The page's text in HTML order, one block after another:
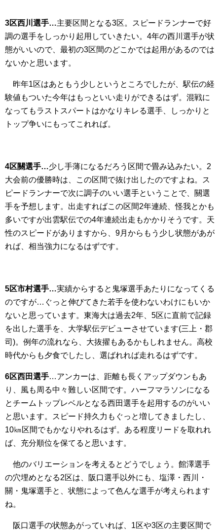
3区西川選手…主要区間となる3区。スピードランナーで好
調の選手をしっかり起用していきたい。4年の西川選手が状
態がいいので、最初の3区間のどこかでは起用があるのでは
ないかと思います。
昨年1区はあともう少しというところでしたが、駅伝の経
験値もついた今年はもっといい走りができるはず。混戦に
なってもラストスパートはかなりキレる選手、しっかりと
トップ争いにもってこれれば。
4区關選手…少し手薄になるだろう区間で畳み込みたい。2
大会前の優勝時は、この区間で抜け出したのですよね。ス
ピードランナーで次に調子のいい選手ということで、關選
手を予想します。出走すればこの区間2年連続、怪我とかも
多いですが出雲駅伝での4年連続出走もかかりそうです。天
性のスピードがありますから、9月からもう少し状態があが
れば、相当強力になるはずです。
5区市村選手…実績からすると鬼塚選手あたりになってくる
のですが…ぐっと伸びてきた若手を使わないわけにもいか
ないと思っています。東海大は過去2年、5区に直前で記録
を出した選手を、大学駅伝デビューさせています(三上・郡
司)。例年の流れなら、大抜擢もあるかもしれません。高校
時代からも夕食でしたし、選ばれれば走れるはずです。
6区西田選手…アンカーは、距離も長くアップダウンもあ
り、風も周る中々難しい区間です。ハーフマラソンになる
とチームトップレベルとなる西田選手を起用するのがいい
と思います。スピード持久力もぐっと増してきましたし、
10㎞区間でもかなりやれるはず。ある程度リードを取れれ
ば、充分順位を保てると思います。
他のバリエーションを考えるとどうでしょう。館澤選手
の穴埋めとなる2区は、阪口選手以外にも、塩澤・西川・
關・鬼塚選手と、状態によって色んな選手が考えられます
ね。
阪口選手の状態あがっていれば、1区や3区の主要区間で